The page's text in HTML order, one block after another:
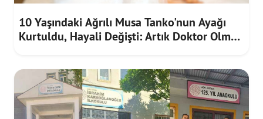
10 Yaşındaki Ağrılı Musa Tanko'nun Ayağı
Kurtuldu, Hayali Değişti: Artık Doktor Olmak